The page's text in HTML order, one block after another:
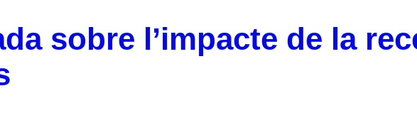
sobre l’impacte de la